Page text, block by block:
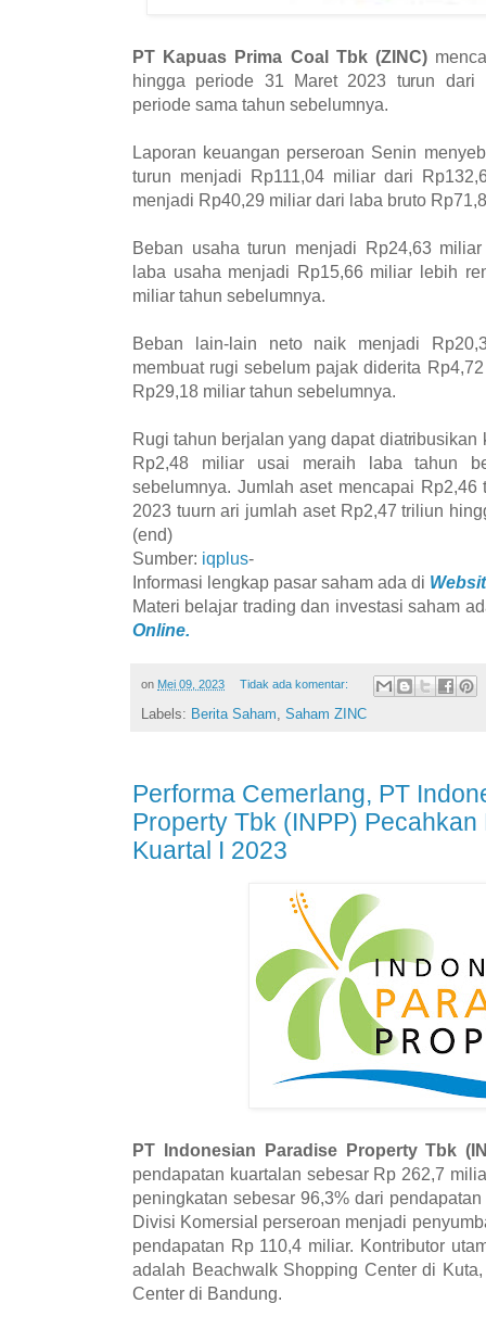
PT Kapuas Prima Coal Tbk (ZINC)
hingga periode 31 Maret 2023 turun dari
periode sama tahun sebelumnya.
Laporan keuangan perseroan Senin
turun menjadi Rp111,04 miliar dari
menjadi Rp40,29 miliar dari laba bruto
Beban usaha turun menjadi Rp24,63
laba usaha menjadi Rp15,66 miliar lebih
miliar tahun sebelumnya.
Beban lain-lain neto naik menjadi
membuat rugi sebelum pajak diderita
Rp29,18 miliar tahun sebelumnya.
Rugi tahun berjalan yang dapat
Rp2,48 miliar usai meraih laba tahun
sebelumnya. Jumlah aset mencapai
2023 tuurn ari jumlah aset Rp2,47 triliun
(end)
Sumber: iqplus-
Informasi lengkap pasar saham ada di
Materi belajar trading dan investasi saham
Online.
on Mei 09, 2023 Tidak ada komentar:
Labels: Berita Saham Saham ZINC
Performa Cemerlang, PT
Property Tbk (INPP)
Kuartal I 2023
PT Indonesian Paradise Property Tbk
pendapatan kuartalan sebesar Rp 262,7
peningkatan sebesar 96,3% dari
Divisi Komersial perseroan menjadi
pendapatan Rp 110,4 miliar. Kontributor
adalah Beachwalk Shopping Center di
Center di Bandung.